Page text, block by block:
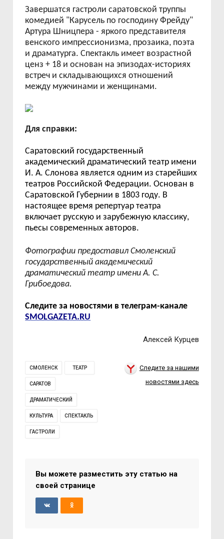
Завершатся гастроли саратовской труппы
комедией "Карусель по господину Фрейду"
Артура Шницпера - яркого представителя
венского импрессионизма, прозаика, поэта
и драматурга. Спектакль имеет возрастной
ценз + 18 и основан на эпизодах-историях
встреч и складывающихся отношений
между мужчинами и женщинами.
Для справки:
Саратовский государственный
академический драматический театр имени
И. А. Слонова является одним из старейших
театров Российской Федерации. Основан в
Саратовской Губернии в 1803 году. В
настоящее время репертуар театра
включает русскую и зарубежную классику,
пьесы современных авторов.
Фотографии предоставил Смоленский
государственный академический
драматический театр имени А. С.
Грибоедова.
Следите за новостями в телеграм-канале
SMOLGAZETA.RU
Алексей Курцев
СМОЛЕНСК ТЕАТР
САРАТОВ
ДРАМАТИЧЕСКИЙ
КУЛЬТУРА СПЕКТАКЛЬ
ГАСТРОЛИ
Следите за нашими
новостями здесь
Вы можете разместить эту статью на
своей странице